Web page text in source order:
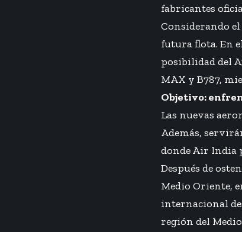
fabricantes
Considerando
futura flota. En
posibilidad del
MAX y B787,
Objetivo:
Las nuevas
Además,
donde Air India
Después de
Medio Oriente,
internacional
región del